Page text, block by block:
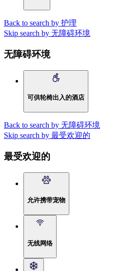
Back to search by 护理
Skip search by 无障碍环境
无障碍环境
可供轮椅出入的酒店
Back to search by 无障碍环境
Skip search by 最受欢迎的
最受欢迎的
允许携带宠物
无线网络